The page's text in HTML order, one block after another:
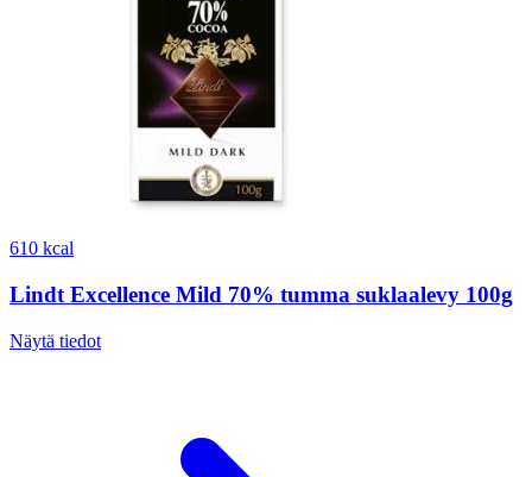
610 kcal
Lindt Excellence Mild 70% tumma suklaalevy 100g
Näytä tiedot